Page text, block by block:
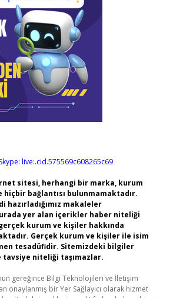
Skype: live:.cid.575569c608265c69
sitesi, herhangi bir marka, kurum
hiçbir bağlantısı bulunmamaktadır.
hazırladığımız makaleler
yer alan içerikler haber niteliği
kurum ve kişiler hakkında
Gerçek kurum ve kişiler ile isim
tesadüfidir. Sitemizdeki bilgiler
niteliği taşımazlar.
gereğince Bilgi Teknolojileri ve İletişim
onaylanmış bir Yer Sağlayıcı olarak hizmet